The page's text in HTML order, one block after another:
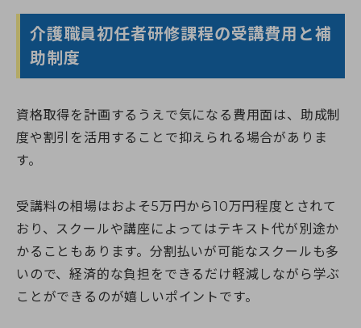
介護職員初任者研修課程の受講費用と補
助制度
資格取得を計画するうえで気になる費用面は、助成制
度や割引を活用することで抑えられる場合がありま
す。
受講料の相場はおよそ5万円から10万円程度とされて
おり、スクールや講座によってはテキスト代が別途か
かることもあります。分割払いが可能なスクールも多
いので、経済的な負担をできるだけ軽減しながら学ぶ
ことができるのが嬉しいポイントです。